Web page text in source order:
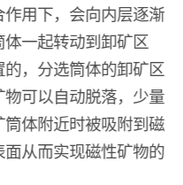
用下，会向内层逐渐
一起转动到卸矿区
，分选筒体的卸矿区
可以自动脱落，少量
体附近时被吸附到磁
从而实现磁性矿物的